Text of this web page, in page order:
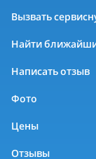
Вызвать
Найти
Написать отзыв
Фото
Цены
Отзывы